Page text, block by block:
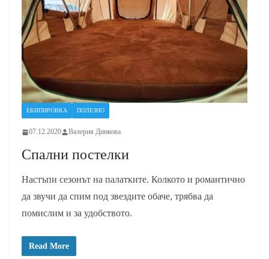
ЕКИПИРОВКА ПОЛЕЗНО
07.12.2020 Валерия Динкова
Спални постелки
Настъпи сезонът на палатките. Колкото и романтично
да звучи да спим под звездите обаче, трябва да
помислим и за удобството.
Read More